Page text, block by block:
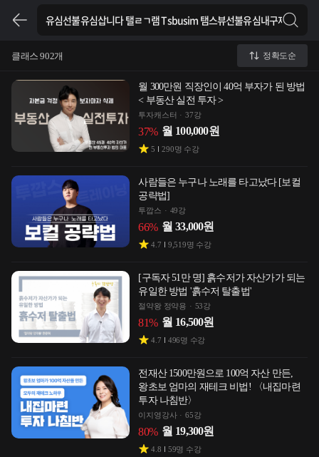
클래스 902개 정확도순
월 300만원 직장인이 40억 부자가 된 방법
< 부동산 실전 투자 >
투자캐스터 37강
37% 월 100,000원
5 290명 수강
사람들은 누구나 노래를 타고났다 [보컬
공략법]
투깝스 49강
66% 월 33,000원
4.7 9,519명 수강
[구독자 51만 명] 흙수저가 자산가가 되는
유일한 방법 '흙수저 탈출법'
절약왕 정약용 53강
81% 월 16,500원
4.7 496명 수강
전재산 1500만원으로 100억 자산 만든,
왕초보 엄마의 재테크 비법! 〈내집마련
투자 나침반〉
이지영강사 65강
80% 월 19,300원
4.8 59명 수강